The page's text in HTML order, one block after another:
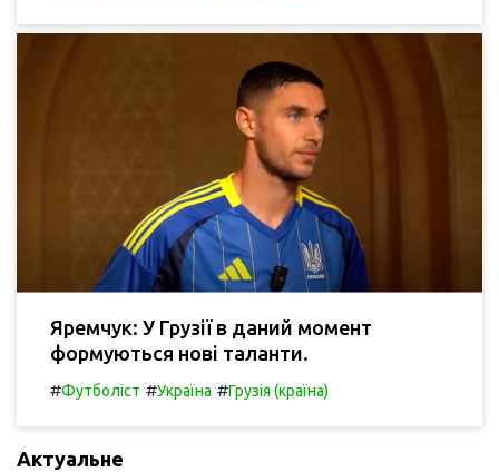
Яремчук: У Грузії в даний момент
формуються нові таланти.
#Футболіст #Україна #Грузія (країна)
Актуальне